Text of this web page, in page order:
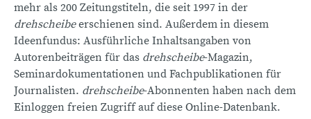
mehr als 200 Zeitungstiteln, die seit 1997 in der
drehscheibeerschienen sind. Außerdem in diesem
Ideenfundus: Ausführliche Inhaltsangaben von
Autorenbeiträgen für das drehscheibe-Magazin,
Seminardokumentationen und Fachpublikationen für
Journalisten. drehscheibe-Abonnenten haben nach dem
Einloggen freien Zugriff auf diese Online-Datenbank.